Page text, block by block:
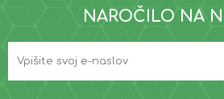
NAROČILO NA